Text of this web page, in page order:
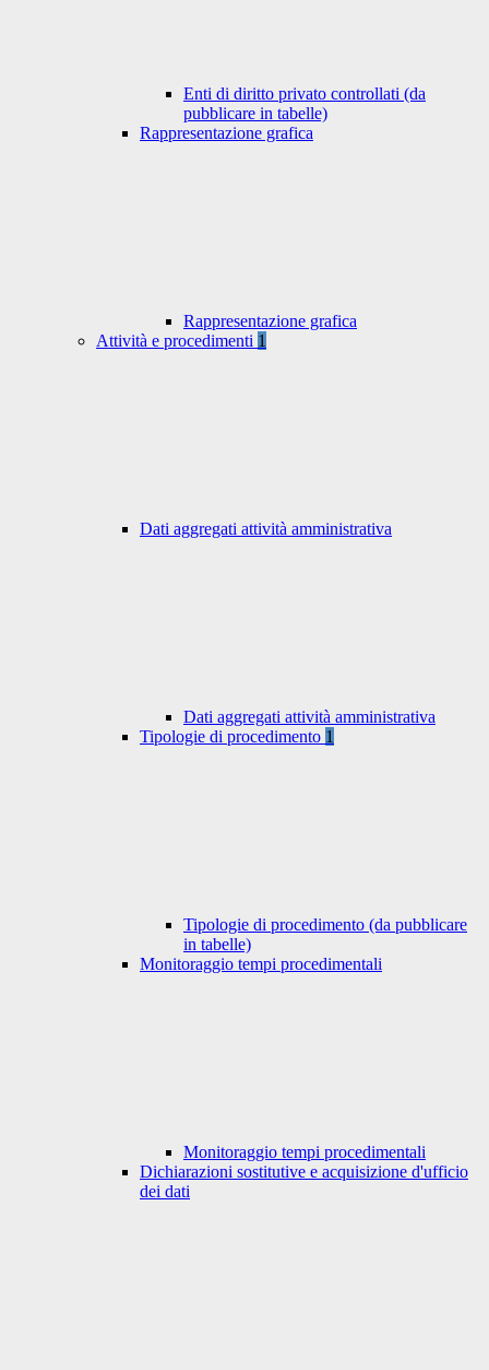
Enti di diritto privato controllati (da
pubblicare in tabelle)
Rappresentazione grafica
Rappresentazione grafica
Attività e procedimenti 1
Dati aggregati attività amministrativa
Dati aggregati attività amministrativa
Tipologie di procedimento 1
Tipologie di procedimento (da pubblicare
in tabelle)
Monitoraggio tempi procedimentali
Monitoraggio tempi procedimentali
Dichiarazioni sostitutive e acquisizione d'ufficio
dei dati